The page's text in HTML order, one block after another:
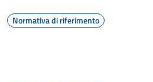
Normativa di riferimento